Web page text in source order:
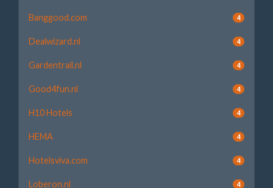
Banggood.com 4
Dealwizard.nl 4
Gardentrail.nl 4
Good4fun.nl 4
H10 Hotels 4
HEMA 4
Hotelsviva.com 4
Loberon.nl 4